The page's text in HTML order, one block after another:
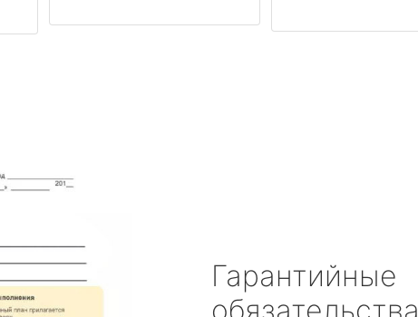
Гарантийные
обязательства